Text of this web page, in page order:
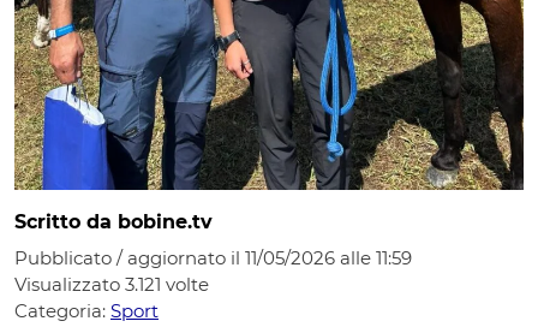
Scritto da bobine.tv
Pubblicato / aggiornato il 11/05/2026 alle 11:59
Visualizzato 3.121 volte
Categoria: Sport